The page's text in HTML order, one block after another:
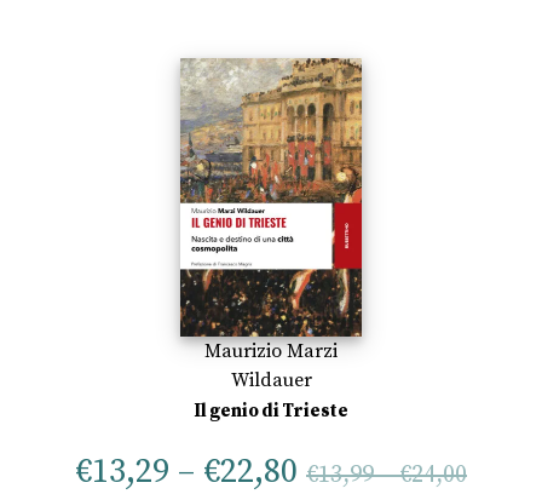
Maurizio Marzi
Wildauer
Il genio di Trieste
€13,29 – €22,80 €13,99–€24,00